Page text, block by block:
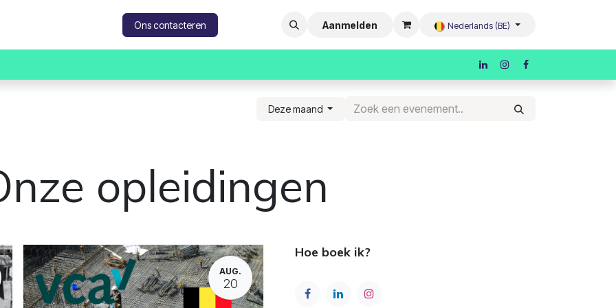
Ons contacteren Aanmelden Nederlands (BE)
Deze maand
opleidingen
AUG.
20
Hoe boek ik?